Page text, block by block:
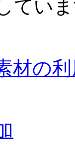
てい
材の